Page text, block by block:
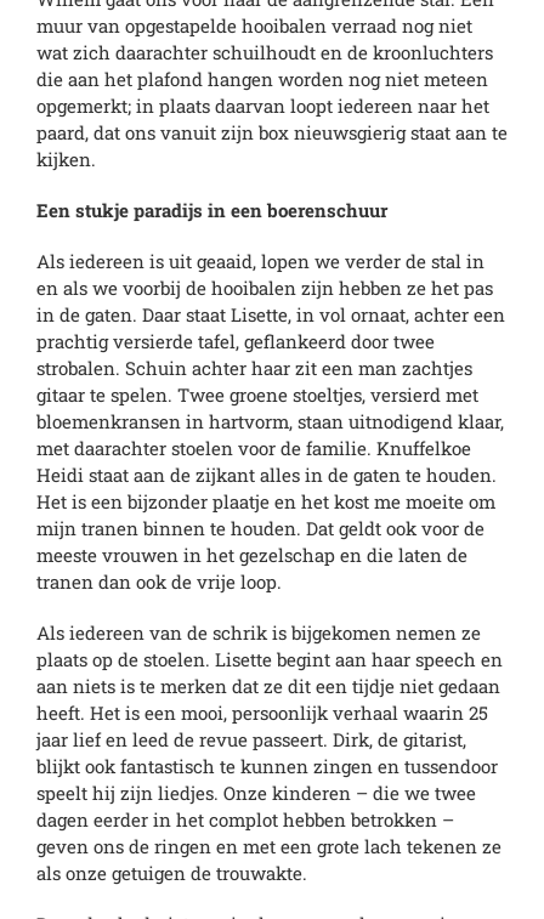
muur van opgestapelde hooibalen verraad nog niet
wat zich daarachter schuilhoudt en de kroonluchters
die aan het plafond hangen worden nog niet meteen
opgemerkt; in plaats daarvan loopt iedereen naar het
paard, dat ons vanuit zijn box nieuwsgierig staat aan te
kijken.
Een stukje paradijs in een boerenschuur
Als iedereen is uit geaaid, lopen we verder de stal in
en als we voorbij de hooibalen zijn hebben ze het pas
in de gaten. Daar staat Lisette, in vol ornaat, achter een
prachtig versierde tafel, geflankeerd door twee
strobalen. Schuin achter haar zit een man zachtjes
gitaar te spelen. Twee groene stoeltjes, versierd met
bloemenkransen in hartvorm, staan uitnodigend klaar,
met daarachter stoelen voor de familie. Knuffelkoe
Heidi staat aan de zijkant alles in de gaten te houden.
Het is een bijzonder plaatje en het kost me moeite om
mijn tranen binnen te houden. Dat geldt ook voor de
meeste vrouwen in het gezelschap en die laten de
tranen dan ook de vrije loop.
Als iedereen van de schrik is bijgekomen nemen ze
plaats op de stoelen. Lisette begint aan haar speech en
aan niets is te merken dat ze dit een tijdje niet gedaan
heeft. Het is een mooi, persoonlijk verhaal waarin 25
jaar lief en leed de revue passeert. Dirk, de gitarist,
blijkt ook fantastisch te kunnen zingen en tussendoor
speelt hij zijn liedjes. Onze kinderen – die we twee
dagen eerder in het complot hebben betrokken –
geven ons de ringen en met een grote lach tekenen ze
als onze getuigen de trouwakte.